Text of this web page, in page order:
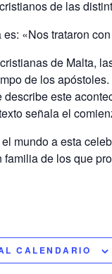
de las
«Nos trataron
de Malta,
de los
describe este
señala el
mundo a esta
familia de los que
CALENDARIO